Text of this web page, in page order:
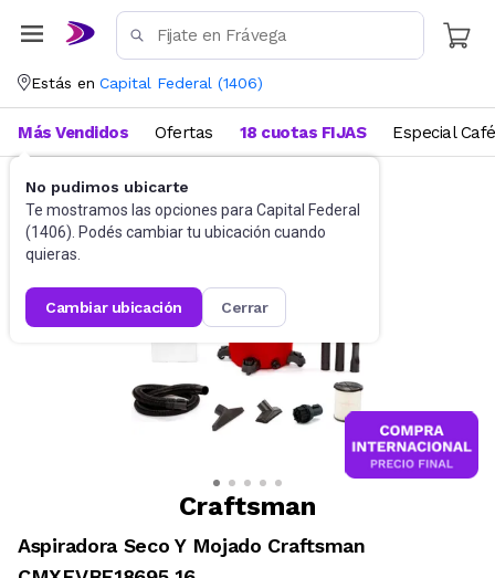
Estás en Capital Federal (1406)
No pudimos ubicarte
Te mostramos las opciones para Capital Federal
(1406). Podés cambiar tu ubicación cuando
quieras.
cambiar ubicación cerrar
Más Vendidos Ofertas 18 cuotas FIJAS Especial Café
Hogar Aspiradoras
Craftsman
Aspiradora Seco Y Mojado Craftsman